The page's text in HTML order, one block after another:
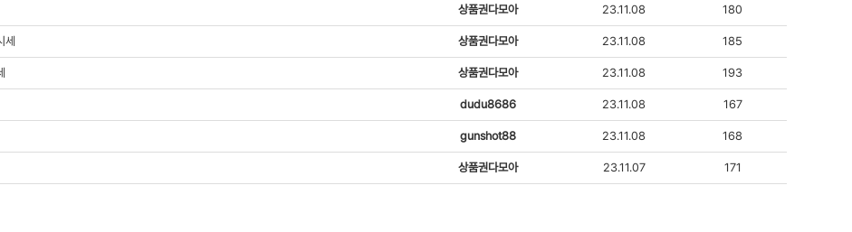
상품권다모아 23.11.08 180
상품권다모아 23.11.08 185
상품권다모아 23.11.08 193
dudu8686 23.11.08 167
gunshot88 23.11.08 168
상품권다모아 23.11.07 171